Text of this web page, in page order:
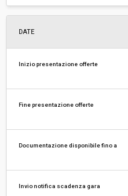
DATE
Inizio presentazione offerte
Fine presentazione offerte
Documentazione disponibile fino a
Invio notifica scadenza gara